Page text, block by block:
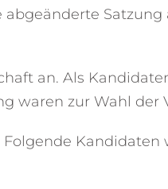
an. Als
waren zur Wahl der
Folgende